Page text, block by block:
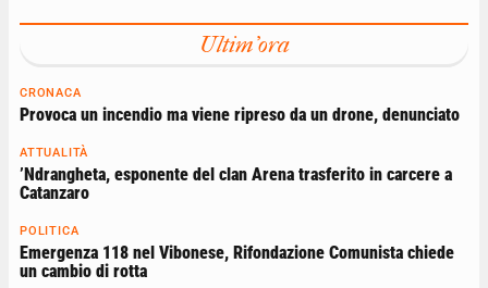
Ultim'ora
CRONACA
Provoca un incendio ma viene ripreso da un drone, denunciato
ATTUALITÀ
’Ndrangheta, esponente del clan Arena trasferito in carcere a
Catanzaro
POLITICA
Emergenza 118 nel Vibonese, Rifondazione Comunista chiede
un cambio di rotta